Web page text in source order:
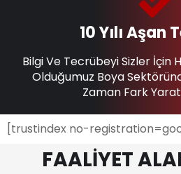
10 Yılı Aşan
Bilgi Ve Tecrübeyi Sizler İçin
Olduğumuz Boya
Zaman Fark
[trustindex no-
FAALİYET